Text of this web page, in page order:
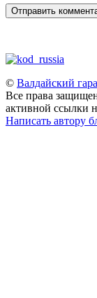
© Валдайский
Все права
активной ссылки
Написать автору